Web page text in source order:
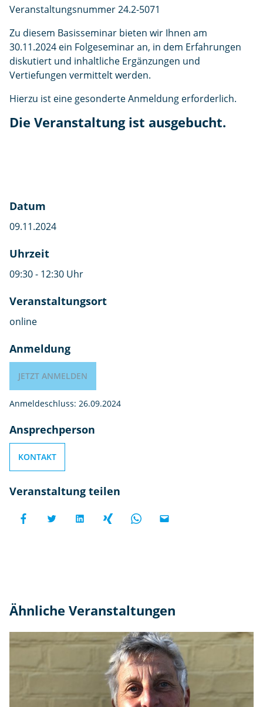
Veranstaltungsnummer 24.2-5071
Zu diesem Basisseminar bieten wir Ihnen am
30.11.2024 ein Folgeseminar an, in dem Erfahrungen
diskutiert und inhaltliche Ergänzungen und
Vertiefungen vermittelt werden.
Hierzu ist eine gesonderte Anmeldung erforderlich.
Die Veranstaltung ist ausgebucht.
Datum
09.11.2024
Uhrzeit
09:30 - 12:30 Uhr
Veranstaltungsort
online
Anmeldung
JETZT ANMELDEN
Anmeldeschluss: 26.09.2024
Ansprechperson
KONTAKT
Veranstaltung teilen
Ähnliche Veranstaltungen